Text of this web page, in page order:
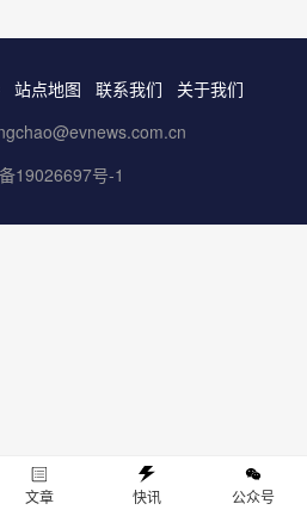
站点地图 联系我们
关于我们
19026697号-1
文章 快讯 公众号